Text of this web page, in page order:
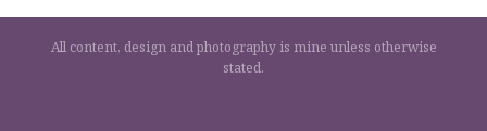
All content, design and photography is mine unless otherwise
stated.